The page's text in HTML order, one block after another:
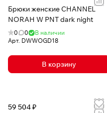
Брюки женские CHANNEL
NORAH W PNT dark night
0 0
В наличии
Арт. DWWOGD18
В корзину
59 504 ₽